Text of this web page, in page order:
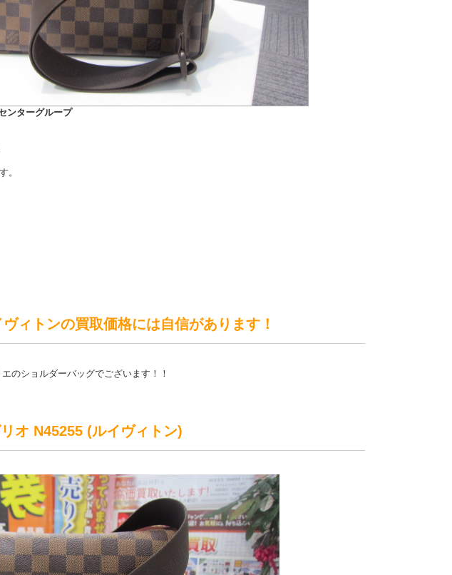
ンターグループ
。
ィトンの買取価格には自信があります！
のショルダーバッグでございます！！
オ N45255 (ルイヴィトン)